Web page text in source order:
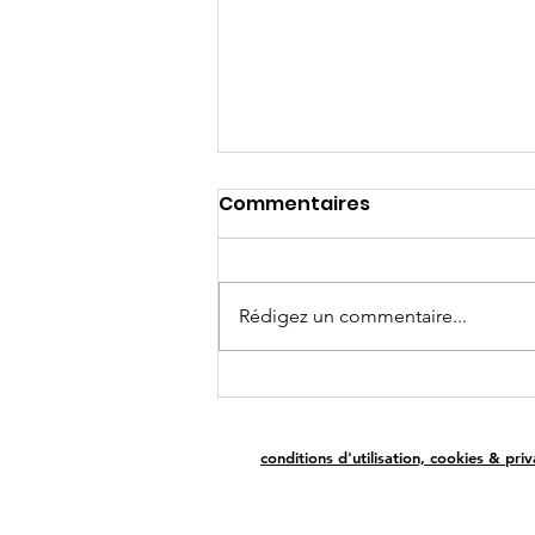
Avec Inofolic® et
grossesse attendue
Commentaires
Rédigez un commentaire...
conditions d'utilisation, cookies &